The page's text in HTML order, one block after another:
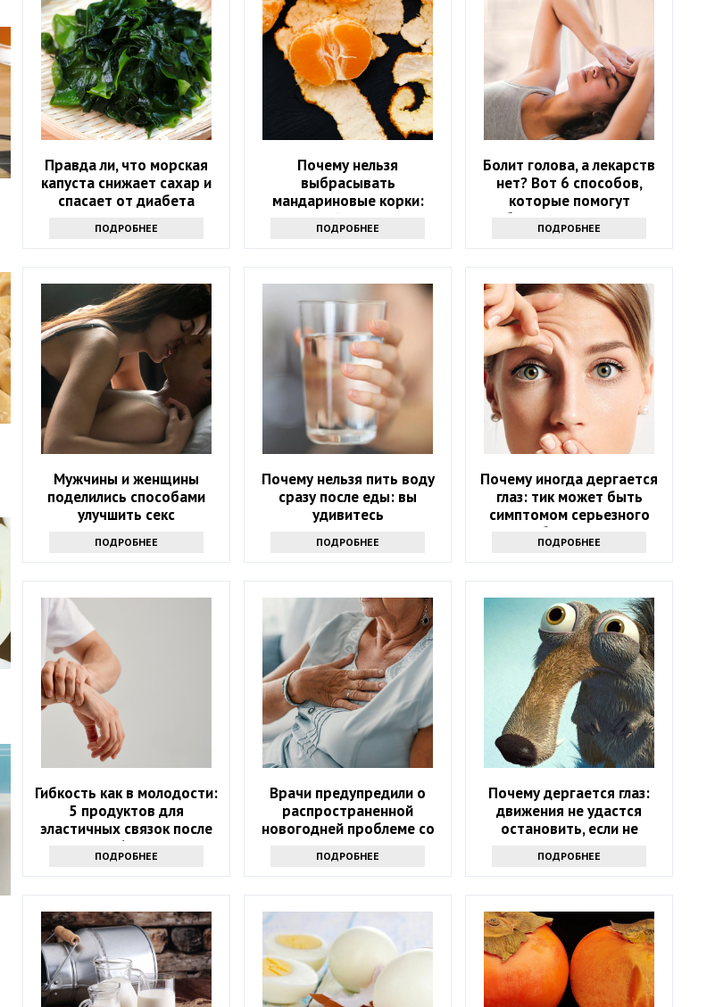
Правда ли, что морская
капуста снижает сахар и
спасает от диабета
ПОДРОБНЕЕ
Почему нельзя
выбрасывать
мандариновые корки:
лучше залейте их уксусом
ПОДРОБНЕЕ
Болит голова, а лекарств
нет? Вот 6 способов,
которые помогут
избавиться от напасти
ПОДРОБНЕЕ
Мужчины и женщины
поделились способами
улучшить секс
ПОДРОБНЕЕ
Почему нельзя пить воду
сразу после еды: вы
удивитесь
ПОДРОБНЕЕ
Почему иногда дергается
глаз: тик может быть
симптомом серьезного
заболевания
ПОДРОБНЕЕ
Гибкость как в молодости:
5 продуктов для
эластичных связок после
60
ПОДРОБНЕЕ
Врачи предупредили о
распространенной
новогодней проблеме со
ПОДРОБНЕЕ
Почему дергается глаз:
движения не удастся
остановить, если не
ПОДРОБНЕЕ